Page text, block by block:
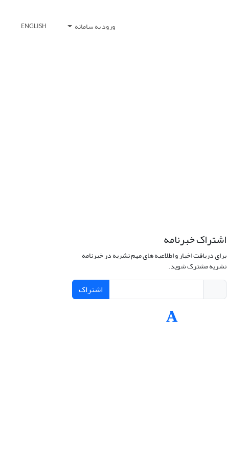
ورود به سامانه ENGLISH
اشتراک خبرنامه
برای دریافت اخبار و اطلاعیه های مهم نشریه در خبرنامه
نشریه مشترک شوید.
اشتراک